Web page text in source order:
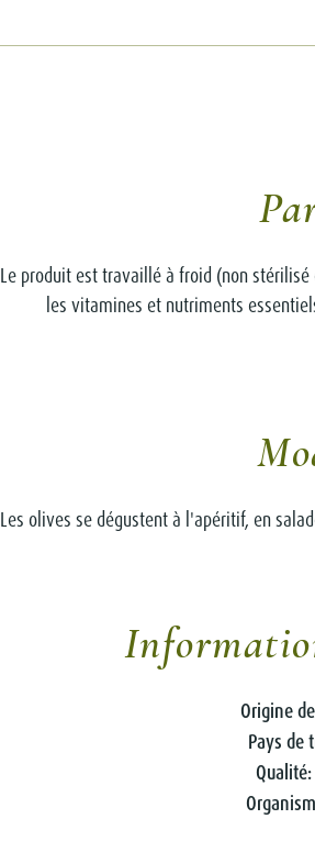
Le produit est travaillé à froid (non
les vitamines et nutriments
Les olives se dégustent à l'apéritif, en
Origine
Pays
Qualité: